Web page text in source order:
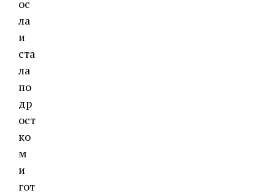
ос
ла
и
ста
ла
по
др
ост
ко
м
и
гот